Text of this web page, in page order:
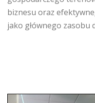
biznesu oraz
jako głównego